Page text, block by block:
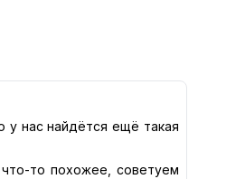
у нас найдётся ещё такая
то похожее, советуем